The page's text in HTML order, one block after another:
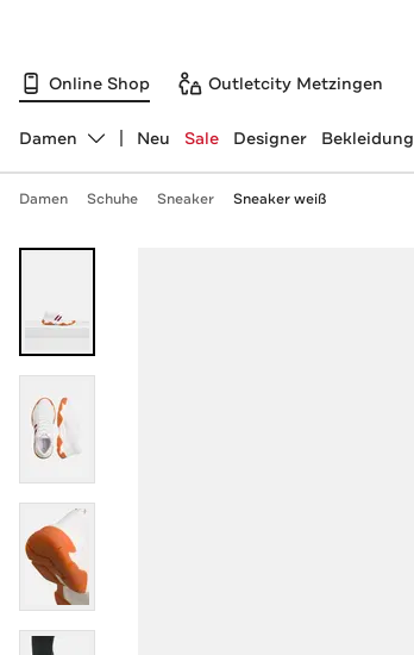
Online Shop Outletcity Metzingen
Abteilung ändern, ausgewählt:
Damen Neu Sale Designer Bekleidung
Damen Schuhe Sneaker Sneaker weiß